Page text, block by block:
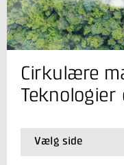
Jeg er din
Manja Annette
Innovationschef, ph.d.
Cirkulære Ressourcer
Send e-mail
Cirkulære
Vælg side
01.Forside